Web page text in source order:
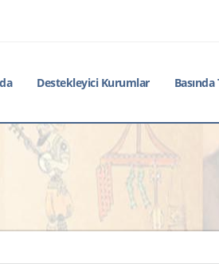
Destekleyici Kurumlar Basında